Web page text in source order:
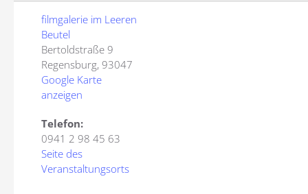
filmgalerie im Leeren
Beutel
Bertoldstraße 9
Regensburg, 93047
Google Karte
anzeigen
Telefon:
0941 2 98 45 63
Seite des
Veranstaltungsorts